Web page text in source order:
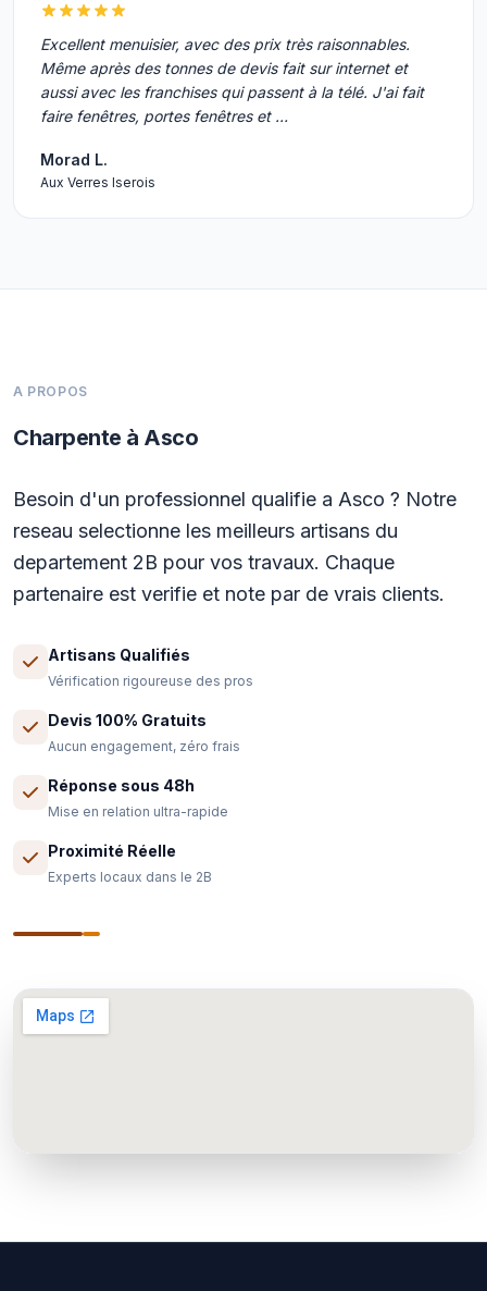
Excellent menuisier, avec des prix très raisonnables.
Même après des tonnes de devis fait sur internet et
aussi avec les franchises qui passent à la télé. J'ai fait
faire fenêtres, portes fenêtres et …
Morad L.
Aux Verres Iserois
A PROPOS
Charpente à Asco
Besoin d'un professionnel qualifie a Asco ? Notre
reseau selectionne les meilleurs artisans du
departement 2B pour vos travaux. Chaque
partenaire est verifie et note par de vrais clients.
Artisans Qualifiés
Vérification rigoureuse des pros
Devis 100% Gratuits
Aucun engagement, zéro frais
Réponse sous 48h
Mise en relation ultra-rapide
Proximité Réelle
Experts locaux dans le 2B